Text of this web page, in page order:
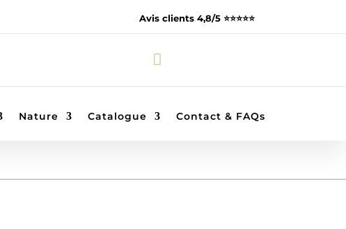
Avis clients 4,8/5 ⭐️⭐️⭐️⭐️⭐️

Nature Catalogue Contact & FAQs